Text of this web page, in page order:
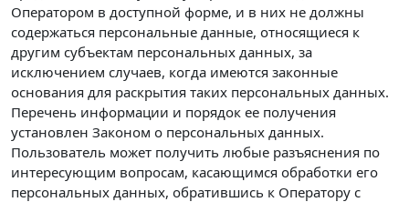
Оператором в доступной форме, и в них не должны
содержаться персональные данные, относящиеся к
другим субъектам персональных данных, за
исключением случаев, когда имеются законные
основания для раскрытия таких персональных данных.
Перечень информации и порядок ее получения
установлен Законом о персональных данных.
Пользователь может получить любые разъяснения по
интересующим вопросам, касающимся обработки его
персональных данных, обратившись к Оператору с